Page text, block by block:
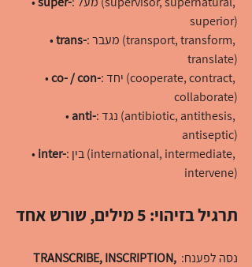
superior)
• trans-: מעבר (transport, transform,
translate)
• co- / con-: יחד (cooperate, contract,
collaborate)
• anti-: נגד (antibiotic, antithesis,
antiseptic)
• inter-: בין (international, intermediate,
intervene)
תרגיל בזיהוי: 5 מילים, שורש אחד
נסה לפענח: TRANSCRIBE, INSCRIPTION,